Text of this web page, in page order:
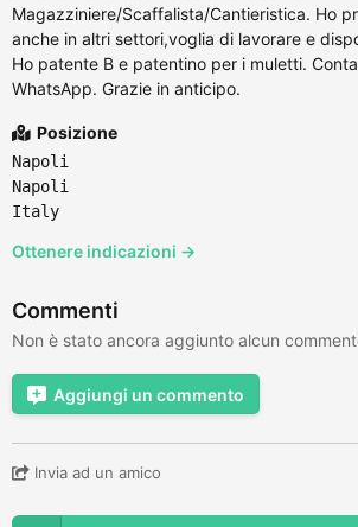
Magazziniere/Scaffalista/Cantieristica. Ho
anche in altri settori,voglia di lavorare e
Ho patente B e patentino per i muletti.
WhatsApp. Grazie in anticipo.
Posizione
Napoli
Napoli
Italy
Ottenere indicazioni →
Commenti
Non è stato ancora aggiunto alcun
Aggiungi un commento
Invia ad un amico